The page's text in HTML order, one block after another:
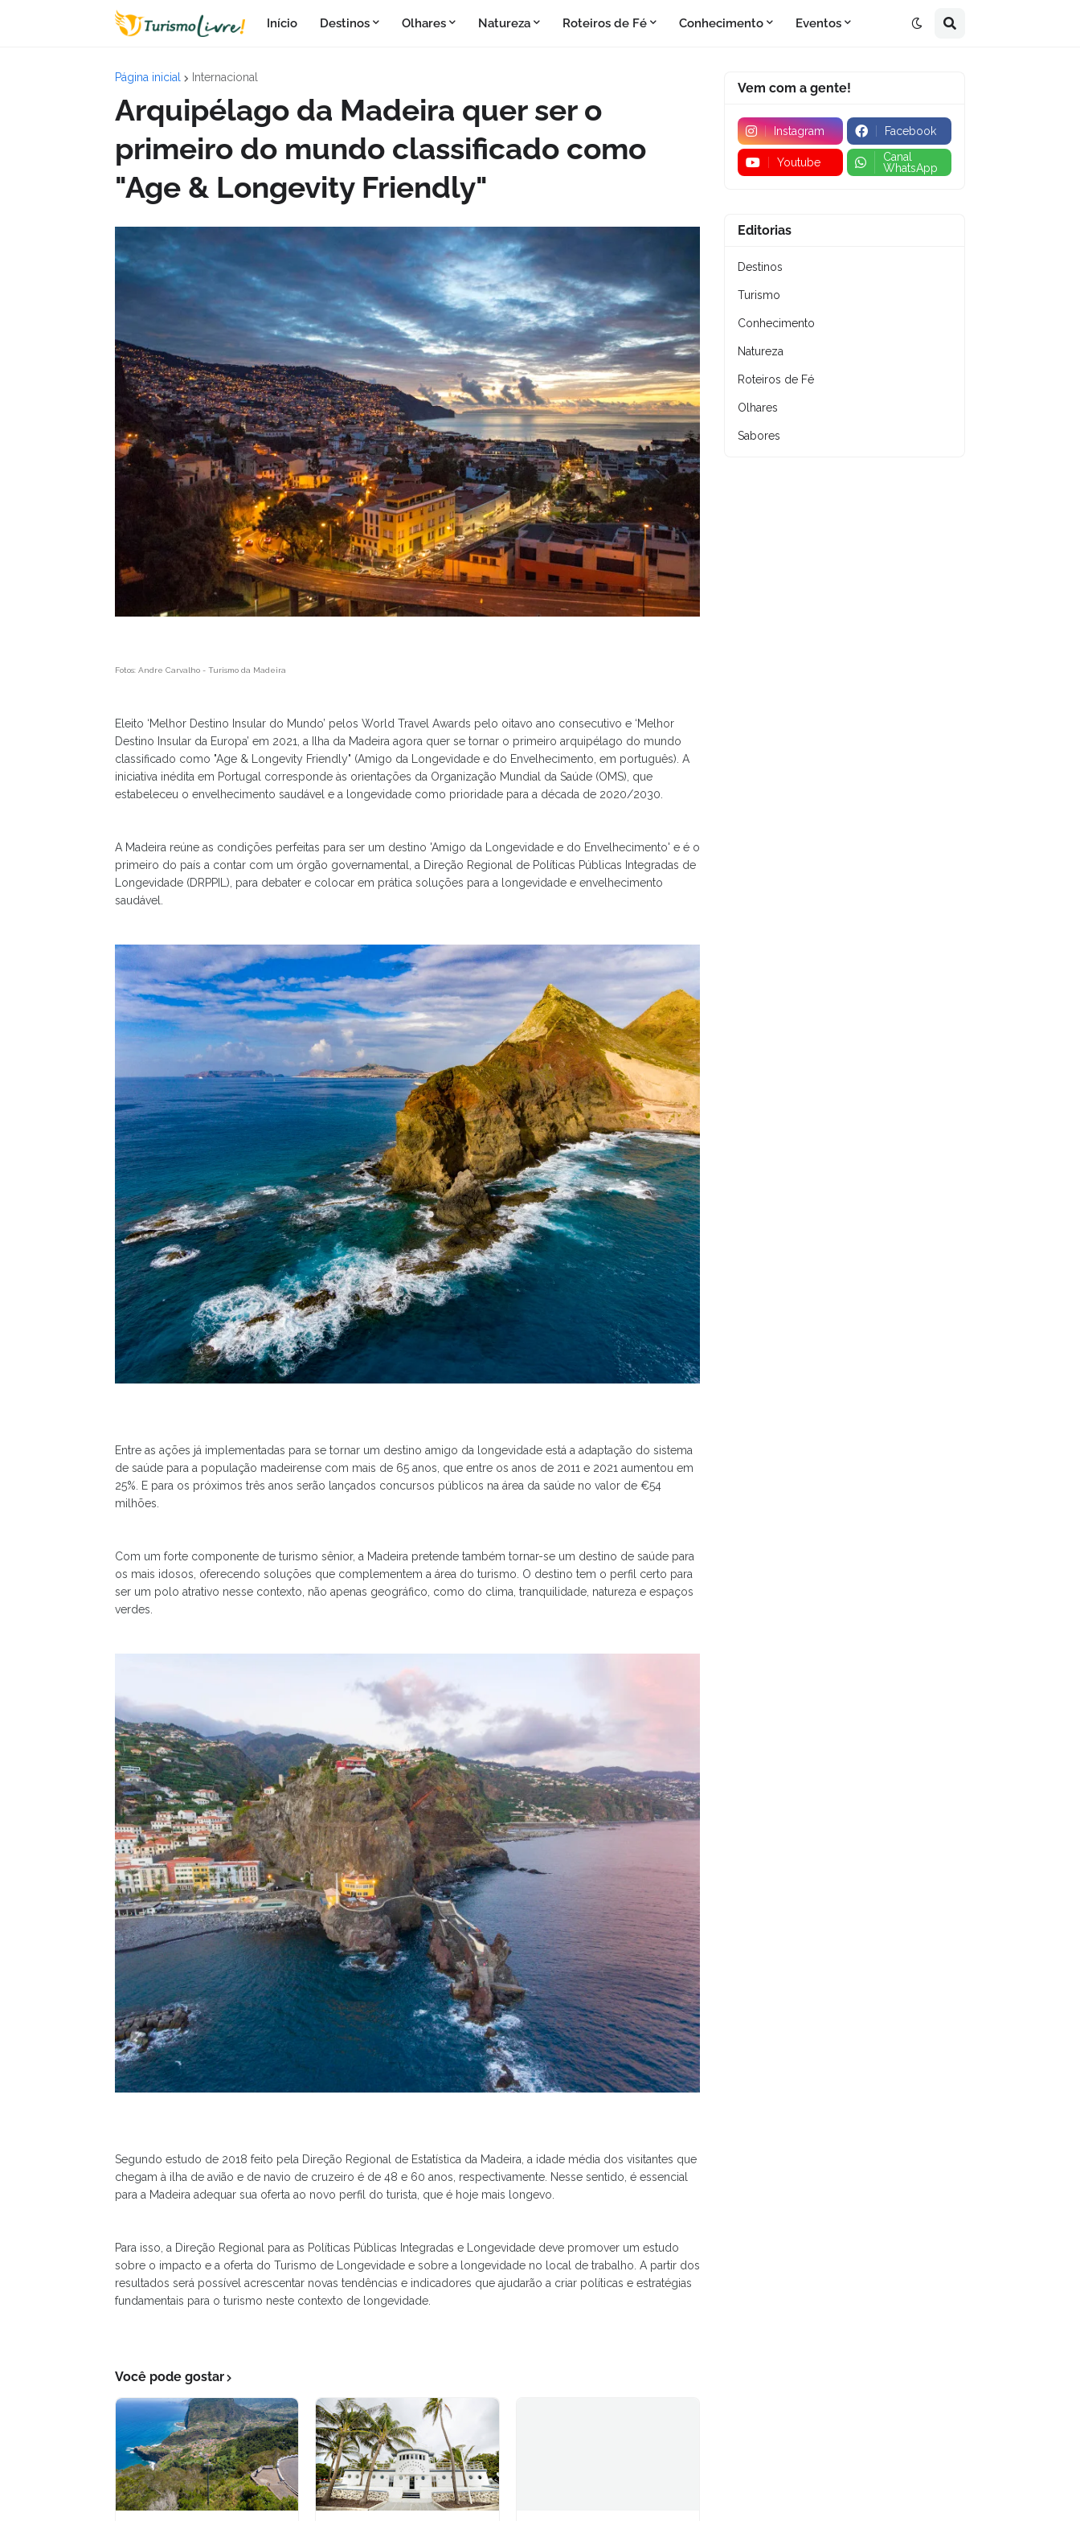
Início Destinos Olhares Natureza Roteiros de Fé Conhecimento Eventos
Página inicial Internacional
Arquipélago da Madeira quer ser o
primeiro do mundo classificado como
"Age & Longevity Friendly"
Fotos: Andre Carvalho - Turismo da Madeira
Eleito ‘Melhor Destino Insular do Mundo’ pelos World Travel Awards pelo oitavo ano consecutivo e ‘Melhor
Destino Insular da Europa’ em 2021, a Ilha da Madeira agora quer se tornar o primeiro arquipélago do mundo
classificado como "Age & Longevity Friendly" (Amigo da Longevidade e do Envelhecimento, em português). A
iniciativa inédita em Portugal corresponde às orientações da Organização Mundial da Saúde (OMS), que
estabeleceu o envelhecimento saudável e a longevidade como prioridade para a década de 2020/2030.
A Madeira reúne as condições perfeitas para ser um destino 'Amigo da Longevidade e do Envelhecimento' e é o
primeiro do país a contar com um órgão governamental, a Direção Regional de Políticas Públicas Integradas de
Longevidade (DRPPIL), para debater e colocar em prática soluções para a longevidade e envelhecimento
saudável.
Entre as ações já implementadas para se tornar um destino amigo da longevidade está a adaptação do sistema
de saúde para a população madeirense com mais de 65 anos, que entre os anos de 2011 e 2021 aumentou em
25%. E para os próximos três anos serão lançados concursos públicos na área da saúde no valor de €54
milhões.
Com um forte componente de turismo sênior, a Madeira pretende também tornar-se um destino de saúde para
os mais idosos, oferecendo soluções que complementem a área do turismo. O destino tem o perfil certo para
ser um polo atrativo nesse contexto, não apenas geográfico, como do clima, tranquilidade, natureza e espaços
verdes.
Segundo estudo de 2018 feito pela Direção Regional de Estatística da Madeira, a idade média dos visitantes que
chegam à ilha de avião e de navio de cruzeiro é de 48 e 60 anos, respectivamente. Nesse sentido, é essencial
para a Madeira adequar sua oferta ao novo perfil do turista, que é hoje mais longevo.
Para isso, a Direção Regional para as Políticas Públicas Integradas e Longevidade deve promover um estudo
sobre o impacto e a oferta do Turismo de Longevidade e sobre a longevidade no local de trabalho. A partir dos
resultados será possível acrescentar novas tendências e indicadores que ajudarão a criar políticas e estratégias
fundamentais para o turismo neste contexto de longevidade.
Você pode gostar
Vem com a gente!
Instagram Facebook
Youtube
Canal
WhatsApp
Editorias
Destinos
Turismo
Conhecimento
Natureza
Roteiros de Fé
Olhares
Sabores